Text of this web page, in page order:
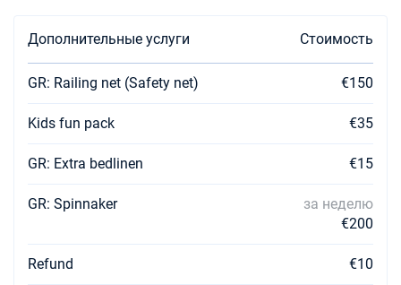
Забронировать
16/01/2027 - 23/01/2027 €1316
Забронировать
23/01/2027 - 30/01/2027 €1316
Забронировать
30/01/2027 - 06/02/2027
Забронировать
06/02/2027 - 13/02/2027 €1316
Дополнительные услуги Стоимость
GR: Railing net (Safety net) €150
Kids fun pack €35
GR: Extra bedlinen €15
GR: Spinnaker
за неделю
€200
Refund €10